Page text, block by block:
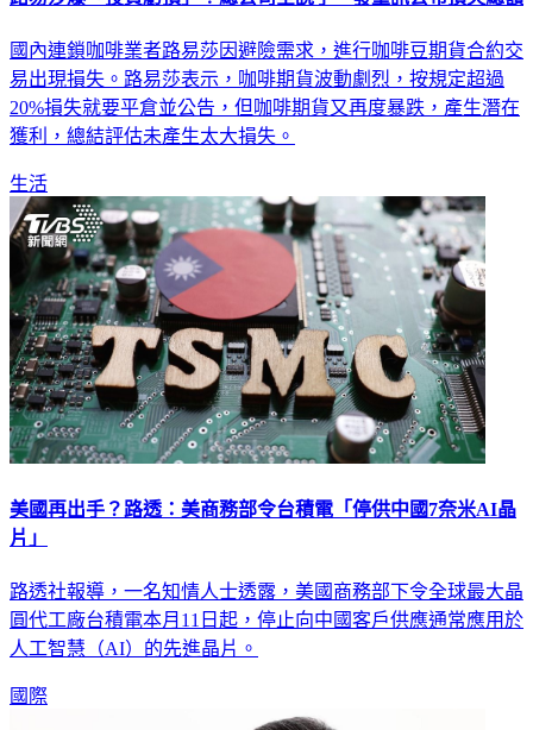
國內連鎖咖啡業者路易莎因避險需求，進行咖啡豆期貨合約交
易出現損失。路易莎表示，咖啡期貨波動劇烈，按規定超過
20%損失就要平倉並公告，但咖啡期貨又再度暴跌，產生潛在
獲利，總結評估未產生太大損失。
生活
美國再出手？路透：美商務部令台積電「停供中國7奈米AI晶
片」
路透社報導，一名知情人士透露，美國商務部下令全球最大晶
圓代工廠台積電本月11日起，停止向中國客戶供應通常應用於
人工智慧（AI）的先進晶片。
國際